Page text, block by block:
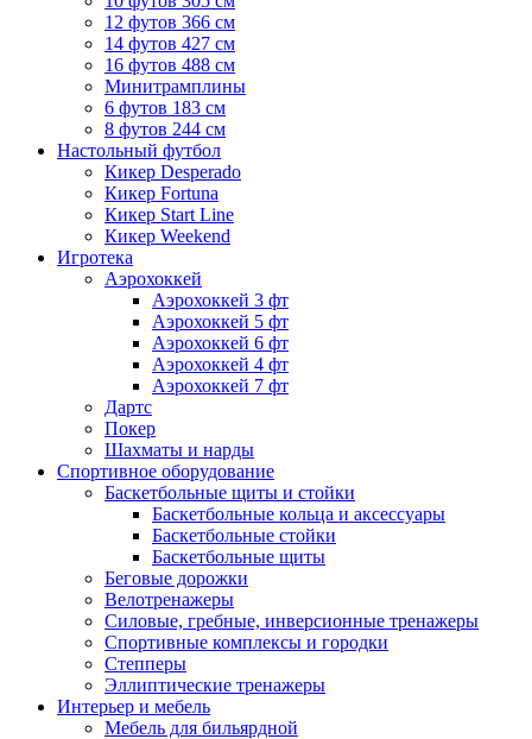
12 футов 366 см
14 футов 427 см
16 футов 488 см
Минитрамплины
6 футов 183 см
8 футов 244 см
Настольный футбол
Кикер Desperado
Кикер Fortuna
Кикер Start Line
Кикер Weekend
Игротека
Аэрохоккей
Аэрохоккей 3 фт
Аэрохоккей 5 фт
Аэрохоккей 6 фт
Аэрохоккей 4 фт
Аэрохоккей 7 фт
Дартс
Покер
Шахматы и нарды
Спортивное оборудование
Баскетбольные щиты и стойки
Баскетбольные кольца и аксессуары
Баскетбольные стойки
Баскетбольные щиты
Беговые дорожки
Велотренажеры
Силовые, гребные, инверсионные тренажеры
Спортивные комплексы и городки
Степперы
Эллиптические тренажеры
Интерьер и мебель
Мебель для бильярдной